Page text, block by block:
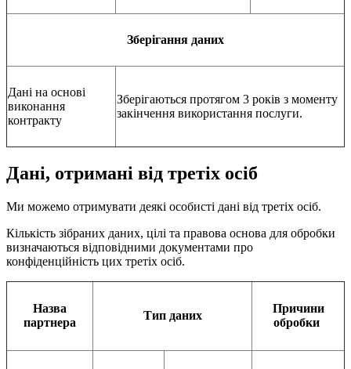
Зберігання даних
Дані на основі
виконання
контракту
Зберігаються протягом 3 років з моменту
закінчення використання послуги.
Дані, отримані від третіх осіб
Ми можемо отримувати деякі особисті дані від третіх осіб.
Кількість зібраних даних, цілі та правова основа для обробки
визначаються відповідними документами про
конфіденційність цих третіх осіб.
Назва
партнера
Тип даних
Причини
обробки